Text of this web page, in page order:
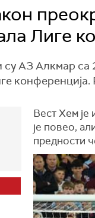
Лиге
АЗ Алкмар са
Вест Хем
је повео,
предности